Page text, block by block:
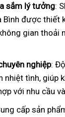
sắm lý tưởng:
Bình được thiết
gian thoải
nghiệp:
nhiệt tình, giúp
với nhu cầu
cấp sản